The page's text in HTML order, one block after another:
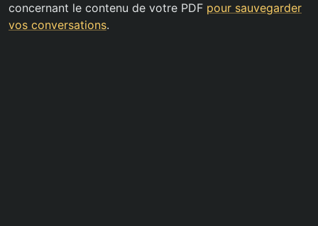
concernant le contenu de votre PDF pour sauvegarder
vos conversations.